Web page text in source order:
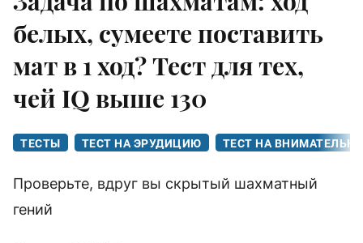
белых, сумеете поставить
мат в 1 ход? Тест для тех,
чей IQ выше 130
ТЕСТЫ ТЕСТ НА ЭРУДИЦИЮ ТЕСТ НА
Проверьте, вдруг вы скрытый шахматный
гений